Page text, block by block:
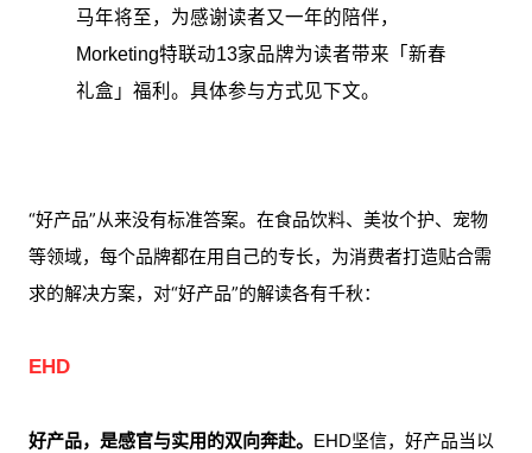
马年将至，为感谢读者又一年的陪伴，
Morketing特联动13家品牌为读者带来「新春
礼盒」福利。具体参与方式见下文。
“好产品”从来没有标准答案。在食品饮料、美妆个护、宠物
等领域，每个品牌都在用自己的专长，为消费者打造贴合需
求的解决方案，对“好产品”的解读各有千秋：
EHD
好产品，是感官与实用的双向奔赴。 EHD坚信，好产品当以